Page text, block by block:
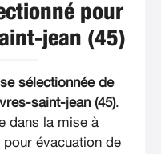
pour
jean (45)
sélectionnée de
saint-jean (45).
dans la mise à
évacuation de